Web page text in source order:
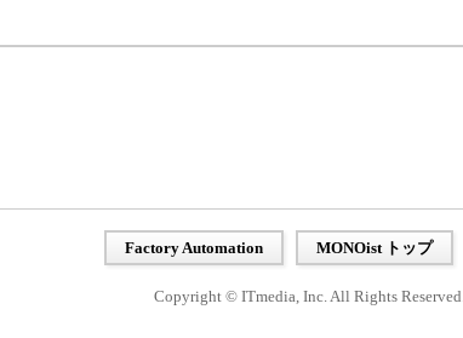
Factory Automation MONOist トップ
Copyright © ITmedia, Inc. All Rights Reserved.